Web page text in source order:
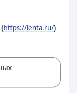
https://lenta.ru/)